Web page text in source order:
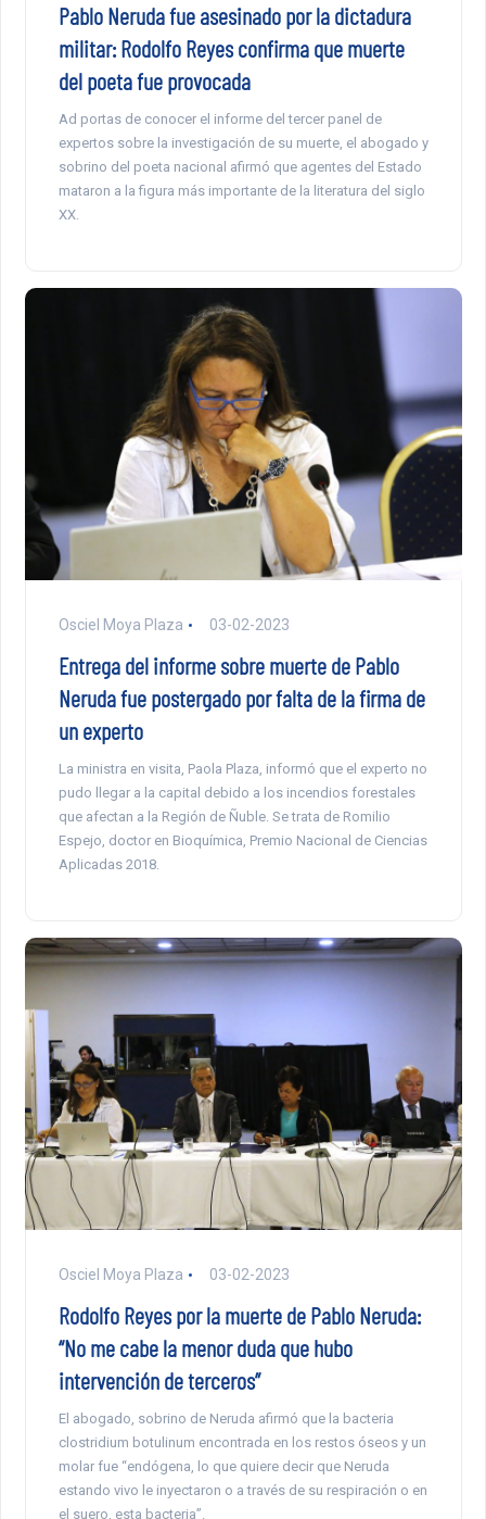
Pablo Neruda fue asesinado por la dictadura
militar: Rodolfo Reyes confirma que muerte
del poeta fue provocada
Ad portas de conocer el informe del tercer panel de
expertos sobre la investigación de su muerte, el abogado y
sobrino del poeta nacional afirmó que agentes del Estado
mataron a la figura más importante de la literatura del siglo
XX.
Osciel Moya Plaza 03-02-2023
Entrega del informe sobre muerte de Pablo
Neruda fue postergado por falta de la firma de
un experto
La ministra en visita, Paola Plaza, informó que el experto no
pudo llegar a la capital debido a los incendios forestales
que afectan a la Región de Ñuble. Se trata de Romilio
Espejo, doctor en Bioquímica, Premio Nacional de Ciencias
Aplicadas 2018.
Osciel Moya Plaza 03-02-2023
Rodolfo Reyes por la muerte de Pablo Neruda:
“No me cabe la menor duda que hubo
intervención de terceros”
El abogado, sobrino de Neruda afirmó que la bacteria
clostridium botulinum encontrada en los restos óseos y un
molar fue “endógena, lo que quiere decir que Neruda
estando vivo le inyectaron o a través de su respiración o en
el suero, esta bacteria”.